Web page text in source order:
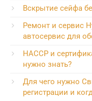
Вскрытие сейфа
Ремонт и сервис
автосервис для
HACCP и
нужно знать?
Для чего нужно
регистрации и